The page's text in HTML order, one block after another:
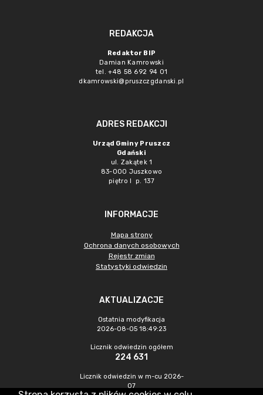
REDAKCJA
Redaktor BIP
Damian Kamrowski
tel. +48 58 692 94 01
dkamrowski@pruszczgdanski.pl
ADRES REDAKCJI
Urząd Gminy Pruszcz
Gdański
ul. Zakątek 1
83-000 Juszkowo
piętro I p. 137
INFORMACJE
Mapa strony
Ochrona danych osobowych
Rejestr zmian
Statystyki odwiedzin
AKTUALIZACJE
Ostatnia modyfikacja
2026-08-05 18:49:23
Licznik odwiedzin ogółem
224 631
Licznik odwiedzin w m-cu 2026-
07